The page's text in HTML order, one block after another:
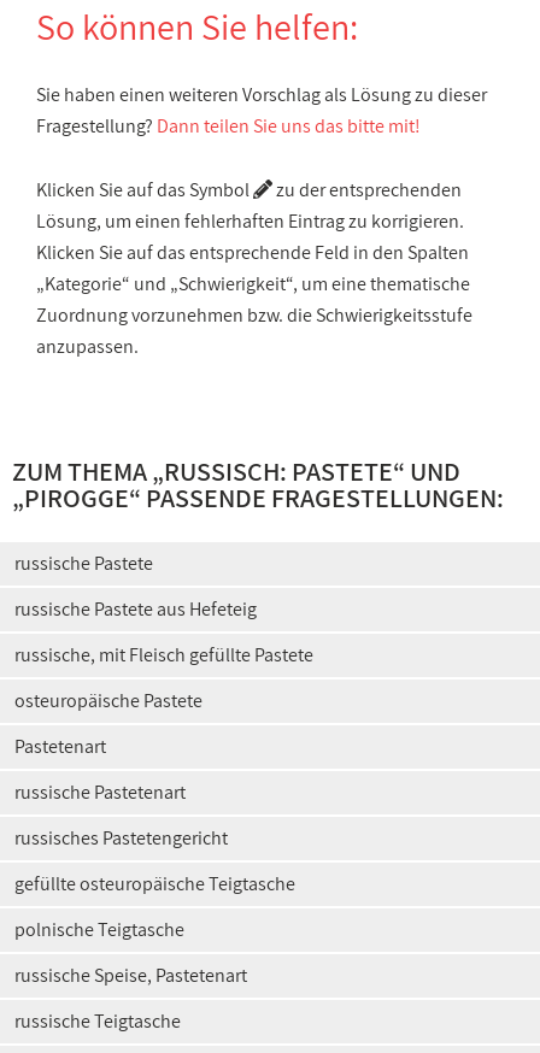
So können Sie helfen:
Sie haben einen weiteren Vorschlag als Lösung zu dieser
Fragestellung? Dann teilen Sie uns das bitte mit!
Klicken Sie auf das Symbol
zu der entsprechenden
Lösung, um einen fehlerhaften Eintrag zu korrigieren.
Klicken Sie auf das entsprechende Feld in den Spalten
„Kategorie“ und „Schwierigkeit“, um eine thematische
Zuordnung vorzunehmen bzw. die Schwierigkeitsstufe
anzupassen.
ZUM THEMA „RUSSISCH: PASTETE“ UND
„PIROGGE“ PASSENDE FRAGESTELLUNGEN:
russische Pastete
russische Pastete aus Hefeteig
russische, mit Fleisch gefüllte Pastete
osteuropäische Pastete
Pastetenart
russische Pastetenart
russisches Pastetengericht
gefüllte osteuropäische Teigtasche
polnische Teigtasche
russische Speise, Pastetenart
russische Teigtasche